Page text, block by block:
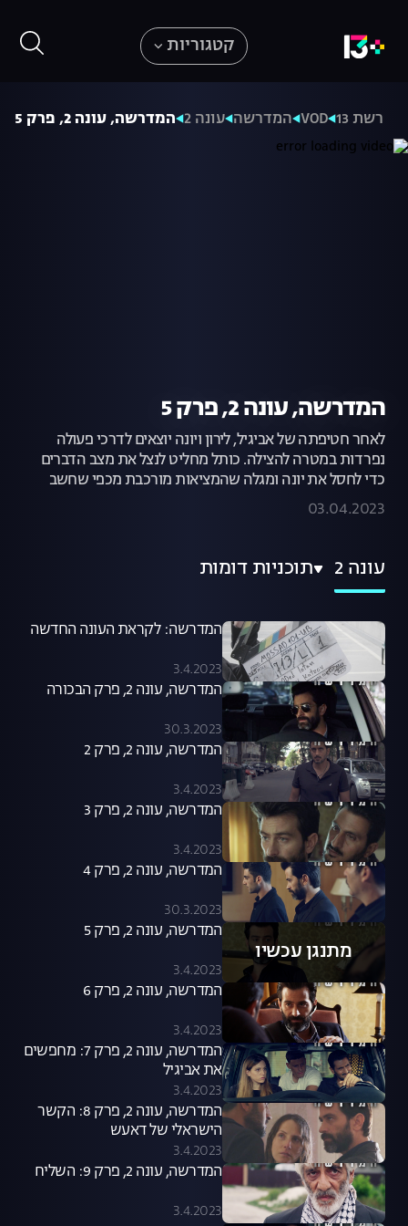
קטגוריות
רשת 13 VOD המדרשה עונה 2 המדרשה, עונה 2, פרק 5
המדרשה, עונה 2, פרק 5
לאחר חטיפתה של אביגיל, לירון ויונה יוצאים לדרכי פעולה
נפרדות במטרה להצילה. כותל מחליט לנצל את מצב הדברים
כדי לחסל את יונה ומגלה שהמציאות מורכבת מכפי שחשב
03.04.2023
עונה 2 תוכניות דומות
המדרשה: לקראת העונה החדשה
3.4.2023
המדרשה, עונה 2, פרק הבכורה
30.3.2023
המדרשה, עונה 2, פרק 2
3.4.2023
המדרשה, עונה 2, פרק 3
3.4.2023
המדרשה, עונה 2, פרק 4
30.3.2023
מתנגן עכשיו
המדרשה, עונה 2, פרק 5
3.4.2023
המדרשה, עונה 2, פרק 6
3.4.2023
המדרשה, עונה 2, פרק 7: מחפשים
את אביגיל
3.4.2023
המדרשה, עונה 2, פרק 8: הקשר
הישראלי של דאעש
3.4.2023
המדרשה, עונה 2, פרק 9: השליח
3.4.2023